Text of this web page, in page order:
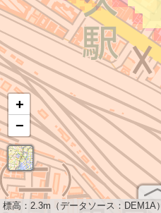
+
−
標高： 2.3m（データソース：DEM1A）